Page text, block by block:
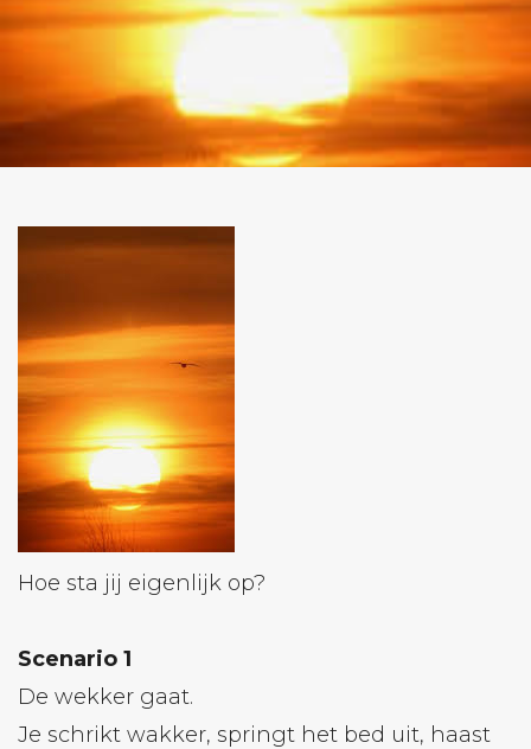
Hoe sta jij eigenlijk op?
Scenario 1
De wekker gaat.
Je schrikt wakker, springt het bed uit, haast